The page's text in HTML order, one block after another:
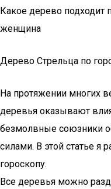
Какое дерево подходит
женщина
Дерево Стрельца по
На протяжении многих
деревья оказывают
безмолвные союзники
силами. В этой статье я
гороскопу.
Все деревья можно